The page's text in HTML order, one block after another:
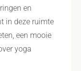
en
in deze ruimte
een mooie
yoga